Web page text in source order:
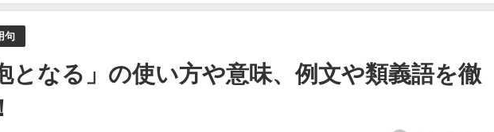
句
となる」の使い方や意味、例文や類義語を徹